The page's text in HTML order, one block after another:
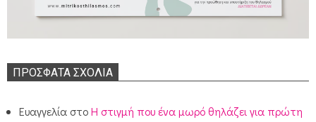
ΠΡΌΣΦΑΤΑ ΣΧΌΛΙΑ
Ευαγγελία στοΗ στιγμή που ένα μωρό θηλάζει για πρώτη